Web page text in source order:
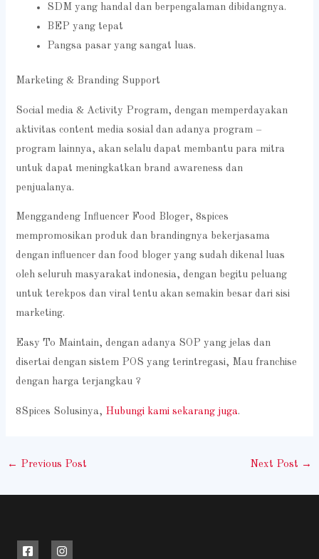
SDM yang handal dan berpengalaman dibidangnya.
BEP yang tepat
Pangsa pasar yang sangat luas.
Marketing & Branding Support
Social media & Activity Program, dengan memperdayakan
aktivitas content media sosial dan adanya program –
program lainnya, akan selalu dapat membantu para mitra
untuk dapat meningkatkan brand awareness dan
penjualanya.
Menggandeng Influencer Food Bloger, 8spices
mempromosikan produk dan brandingnya bekerjasama
dengan influencer dan food bloger yang sudah dikenal luas
oleh seluruh masyarakat indonesia, dengan begitu peluang
untuk terekpos dan viral tentu akan semakin besar dari sisi
marketing.
Easy To Maintain, dengan adanya SOP yang jelas dan
disertai dengan sistem POS yang terintregasi, Mau franchise
dengan harga terjangkau ?
8Spices Solusinya, Hubungi kami sekarang juga.
← Previous Post Next Post →